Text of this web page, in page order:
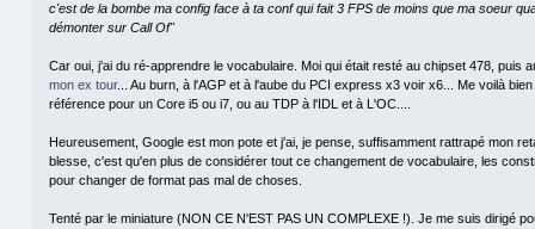
c'est de la bombe ma config face à ta conf qui fait 3 FPS de moins que ma soeur
démonter sur Call Of"
Car oui, j'ai du ré-apprendre le vocabulaire. Moi qui était resté au chipset 478, puis
mon ex tour... Au burn, à l'AGP et à l'aube du PCI express x3 voir x6... Me voilà
référence pour un Core i5 ou i7, ou au TDP à l'IDL et à L'OC....
Heureusement, Google est mon pote et j'ai, je pense, suffisamment rattrapé mon
blesse, c'est qu'en plus de considérer tout ce changement de vocabulaire, les
pour changer de format pas mal de choses.
Tenté par le miniature (NON CE N'EST PAS UN COMPLEXE !). Je me suis dirigé